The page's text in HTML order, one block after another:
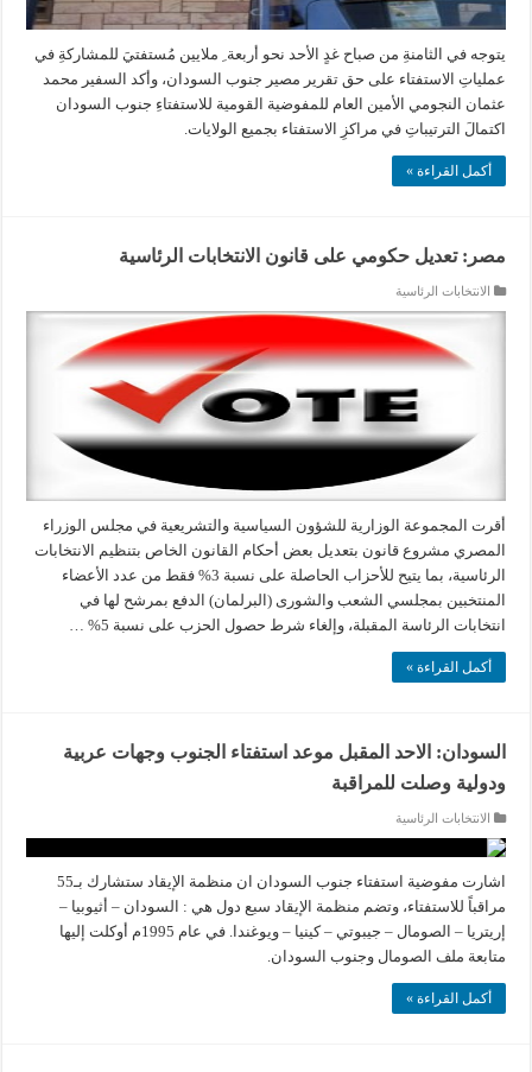
يتوجه في الثامنةِ من صباح غدٍ الأحد نحو أربعة ِ ملايين مُستفتيَ للمشاركةِ في
عملياتِ الاستفتاء على حق تقرير مصير جنوب السودان، وأكد السفير محمد
عثمان النجومي الأمين العام للمفوضية القومية للاستفتاءِ جنوب السودان
اكتمالَ الترتيباتِ في مراكزِ الاستفتاء بجميع الولايات.
أكمل القراءة »
مصر: تعديل حكومي على قانون الانتخابات الرئاسية
الانتخابات الرئاسية
أقرت المجموعة الوزارية للشؤون السياسية والتشريعية في مجلس الوزراء
المصري مشروع قانون بتعديل بعض أحكام القانون الخاص بتنظيم الانتخابات
الرئاسية، بما يتيح للأحزاب الحاصلة على نسبة 3% فقط من عدد الأعضاء
المنتخبين بمجلسي الشعب والشورى (البرلمان) الدفع بمرشح لها في
انتخابات الرئاسة المقبلة، وإلغاء شرط حصول الحزب على نسبة 5% …
أكمل القراءة »
السودان: الاحد المقبل موعد استفتاء الجنوب وجهات عربية
ودولية وصلت للمراقبة
الانتخابات الرئاسية
اشارت مفوضية استفتاء جنوب السودان ان منظمة الإيقاد ستشارك بـ55
مراقباً للاستفتاء، وتضم منظمة الإيقاد سبع دول هي : السودان – أثيوبيا –
إريتريا – الصومال – جيبوتي – كينيا – ويوغندا. في عام 1995م أوكلت إليها
متابعة ملف الصومال وجنوب السودان.
أكمل القراءة »